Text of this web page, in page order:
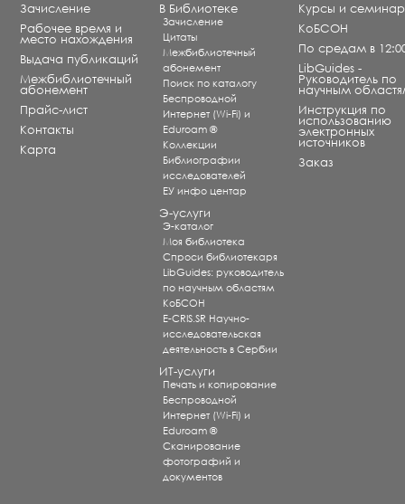
Зачисление
Рабочее время и
место нахождения
Выдача публикаций
Межбиблиотечный
абонемент
Прайс-лист
Контакты
Карта
В Библиотеке
Зачисление
Цитаты
Межбиблиотечный
абонемент
Поиск по каталогу
Беспроводной
Интернет (Wi-Fi) и
Eduroam ®
Коллекции
Библиографии
исследователей
ЕУ инфо центар
Э-услуги
Э-каталог
Моя библиотека
Спроси библиотекаря
LibGuides: руководитель
по научным областям
КоБСОН
E-CRIS.SR Научно-
исследовательская
деятельность в Сербии
ИТ-услуги
Печать и копирование
Беспроводной
Интернет (Wi-Fi) и
Eduroam ®
Сканирование
фотографий и
документов
Курсы и
КоБСОН
По средам в
LibGuides -
Руководитель по
научным
Инструкция по
использованию
электронных
источников
Заказ